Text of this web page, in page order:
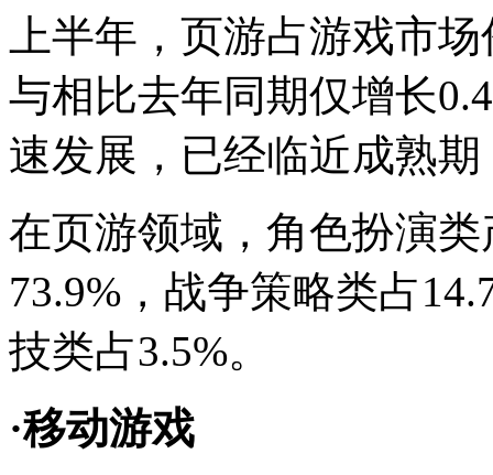
上半年，页游占游戏市
与相比去年同期仅增长
速发展，已经临近成熟
在页游领域，角色扮演
73.9%，战争策略类占
技类占3.5%。
·移动游戏